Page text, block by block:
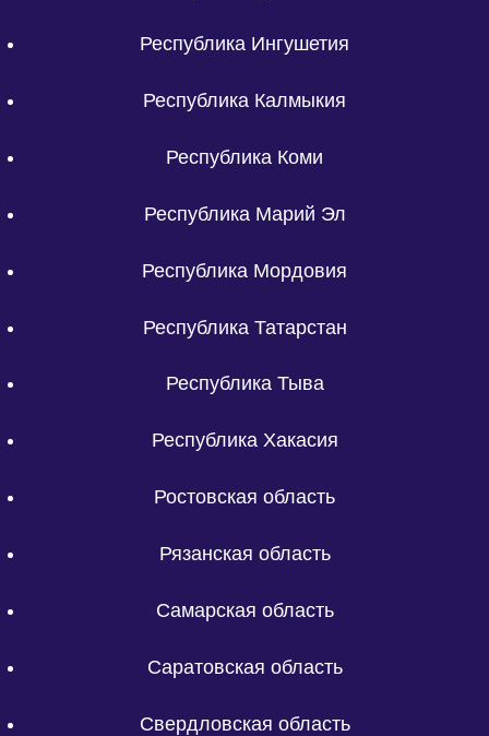
Республика Ингушетия
Республика Калмыкия
Республика Коми
Республика Марий Эл
Республика Мордовия
Республика Татарстан
Республика Тыва
Республика Хакасия
Ростовская область
Рязанская область
Самарская область
Саратовская область
Свердловская область